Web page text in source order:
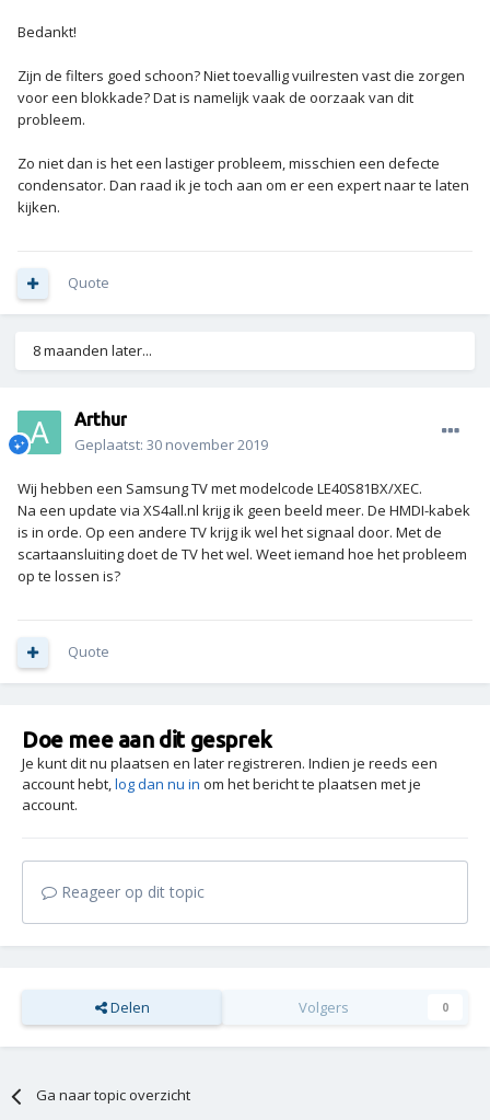
Bedankt!
Zijn de filters goed schoon? Niet toevallig vuilresten vast die zorgen
voor een blokkade? Dat is namelijk vaak de oorzaak van dit
probleem.
Zo niet dan is het een lastiger probleem, misschien een defecte
condensator. Dan raad ik je toch aan om er een expert naar te laten
kijken.
Quote
8 maanden later...
Arthur
Geplaatst: 30 november 2019
Wij hebben een Samsung TV met modelcode LE40S81BX/XEC.
Na een update via XS4all.nl krijg ik geen beeld meer. De HMDI-kabek
is in orde. Op een andere TV krijg ik wel het signaal door. Met de
scartaansluiting doet de TV het wel. Weet iemand hoe het probleem
op te lossen is?
Quote
Doe mee aan dit gesprek
Je kunt dit nu plaatsen en later registreren. Indien je reeds een
account hebt,log dan nu in om het bericht te plaatsen met je
account.
Reageer op dit topic
Delen Volgers 0
Ga naar topic overzicht